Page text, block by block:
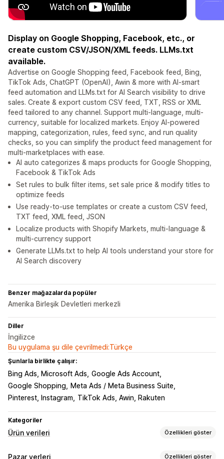
Display on Google Shopping, Facebook, etc., or
create custom CSV/JSON/XML feeds. LLMs.txt
available.
Advertise on Google Shopping feed, Facebook feed, Bing,
TikTok Ads, ChatGPT (OpenAI), Awin & more with AI-smart
feed automation and LLMs.txt for AI Search visibility to drive
sales. Create & export custom CSV feed, TXT, RSS or XML
feed tailored to any channel. Support multi-language, multi-
currency, suitable for localized markets. Enjoy AI-powered
mapping, categorization, rules, feed sync, and run quality
checks, so you can simplify the product feed management for
multi-marketplaces with ease.
AI auto categorizes & maps products for Google Shopping,
Facebook & TikTok Ads
Set rules to bulk filter items, set sale price & modify titles to
optimize feeds
Use ready-to-use templates or create a custom CSV feed,
TXT feed, XML feed, JSON
Localize products with Shopify Markets, multi-language &
multi-currency support
Generate LLMs.txt to help AI tools understand your store for
AI Search discovery
Benzer mağazalarda popüler
Amerika Birleşik Devletleri merkezli
Diller
İngilizce
Bu uygulama şu dile çevrilmedi:Türkçe
Şunlarla birlikte çalışır:
Bing Ads, Microsoft Ads Google Ads Account
Google Shopping
Meta Ads / Meta Business Suite
Pinterest, Instagram
TikTok Ads, Awin, Rakuten
Kategoriler
Ürün verileri Özellikleri göster
Akış özelleştirme
Pazar yerleri Özellikleri göster